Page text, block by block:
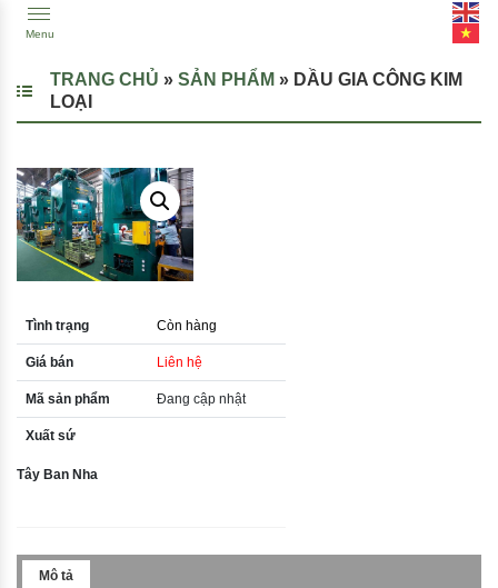
Menu
TRANG CHỦ » SẢN PHẨM » DẦU GIA CÔNG KIM
LOẠI
Tình trạng Còn hàng
Giá bán Liên hệ
Mã sản phẩm Đang cập nhật
Xuất sứ
Tây Ban Nha
Mô tả